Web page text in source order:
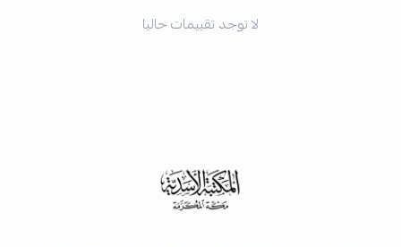
لا توجد تقييمات حاليا